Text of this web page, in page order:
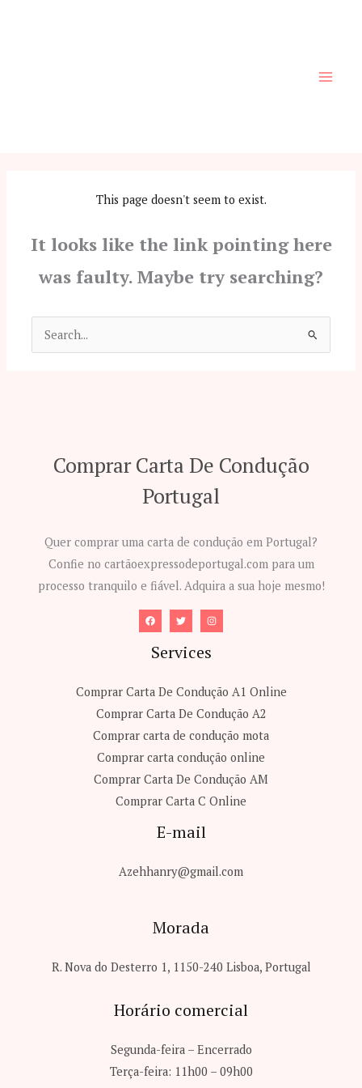
This page doesn't seem to exist.
It looks like the link pointing here
was faulty. Maybe try searching?
Search
Comprar Carta De Condução
Portugal
Quer comprar uma carta de condução em Portugal?
Confie no cartãoexpressodeportugal.com para um
processo tranquilo e fiável. Adquira a sua hoje mesmo!
Services
Comprar Carta De Condução A1​ Online
Comprar Carta De Condução A2
Comprar carta de condução mota
Comprar carta condução online
Comprar Carta De Condução AM
Comprar Carta C​ Online
E-mail
Azehhanry@gmail.com
Morada
R. Nova do Desterro 1, 1150-240 Lisboa, Portugal
Horário comercial
Segunda-feira – Encerrado
Terça-feira: 11h00 – 09h00